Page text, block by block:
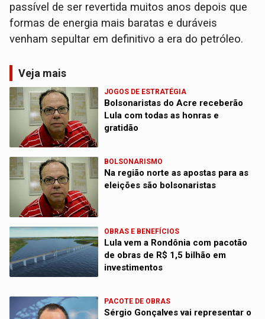
passível de ser revertida muitos anos depois que
formas de energia mais baratas e duráveis
venham sepultar em definitivo a era do petróleo.
Veja mais
JOGOS DE ESTRATÉGIA
Bolsonaristas do Acre receberão
Lula com todas as honras e
gratidão
BOLSONARISMO
Na região norte as apostas para as
eleições são bolsonaristas
OBRAS E BENEFÍCIOS
Lula vem a Rondônia com pacotão
de obras de R$ 1,5 bilhão em
investimentos
PACOTE DE OBRAS
Sérgio Gonçalves vai representar o